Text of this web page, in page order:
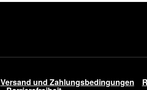
Versand und Zahlungsbedingungen